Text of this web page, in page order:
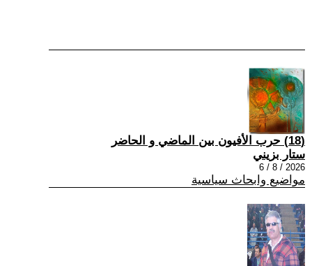
(18) حرب الأفيون بين الماضي و الحاضر
ستار بزيني
2026 / 8 / 6
مواضيع وابحاث سياسية